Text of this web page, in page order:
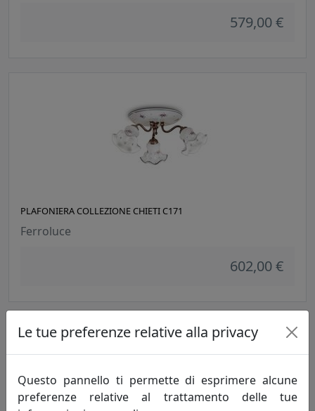
579,00 €
PLAFONIERA COLLEZIONE CHIETI C171
Ferroluce
602,00 €
Le tue preferenze relative alla privacy
Questo pannello ti permette di esprimere alcune
preferenze relative al trattamento delle tue